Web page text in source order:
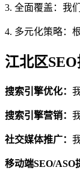
3. 全面覆盖：我
4. 多元化策略：
江北区
搜索引擎优化：
搜索引擎营销：
社交媒体推广：
移动端SEO/ASO